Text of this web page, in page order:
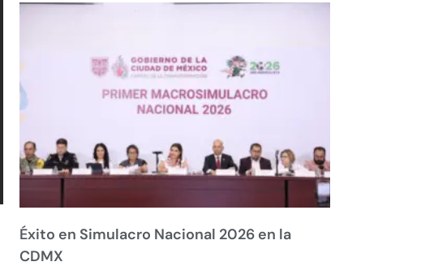
Éxito en Simulacro Nacional 2026 en la
CDMX